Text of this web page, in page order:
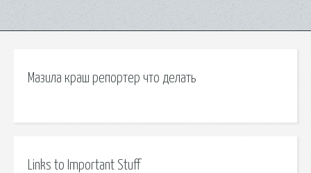
Мазила краш репортер что делать
Links to Important Stuff